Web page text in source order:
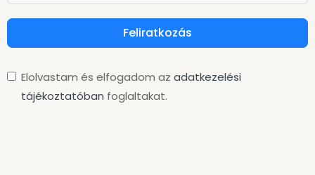
Feliratkozás
Elolvastam és elfogadom az adatkezelési
tájékoztatóban foglaltakat.